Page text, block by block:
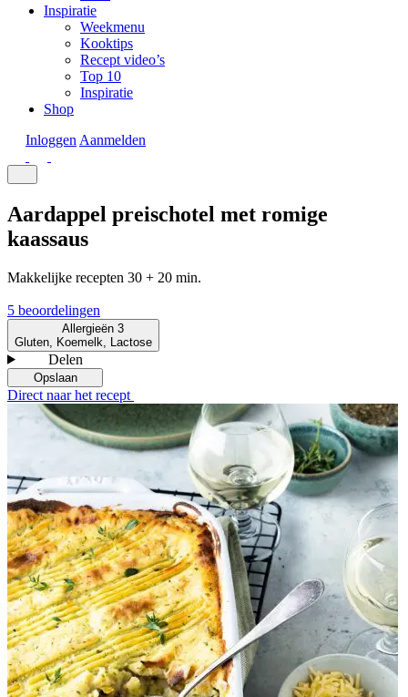
Inspiratie
Weekmenu
Kooktips
Recept video’s
Top 10
Inspiratie
Shop
Inloggen Aanmelden
Aardappel preischotel met romige
kaassaus
Makkelijke recepten 30 + 20 min.
5 beoordelingen
Allergieën 3
Gluten, Koemelk, Lactose
Delen
Opslaan
Direct naar het recept